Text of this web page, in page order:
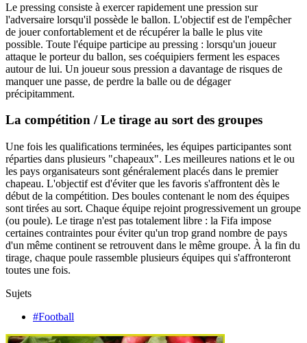
Le pressing consiste à exercer rapidement une pression sur
l'adversaire lorsqu'il possède le ballon. L'objectif est de l'empêcher
de jouer confortablement et de récupérer la balle le plus vite
possible. Toute l'équipe participe au pressing : lorsqu'un joueur
attaque le porteur du ballon, ses coéquipiers ferment les espaces
autour de lui. Un joueur sous pression a davantage de risques de
manquer une passe, de perdre la balle ou de dégager
précipitamment.
La compétition / Le tirage au sort des groupes
Une fois les qualifications terminées, les équipes participantes sont
réparties dans plusieurs "chapeaux". Les meilleures nations et le ou
les pays organisateurs sont généralement placés dans le premier
chapeau. L'objectif est d'éviter que les favoris s'affrontent dès le
début de la compétition. Des boules contenant le nom des équipes
sont tirées au sort. Chaque équipe rejoint progressivement un groupe
(ou poule). Le tirage n'est pas totalement libre : la Fifa impose
certaines contraintes pour éviter qu'un trop grand nombre de pays
d'un même continent se retrouvent dans le même groupe. À la fin du
tirage, chaque poule rassemble plusieurs équipes qui s'affronteront
toutes une fois.
Sujets
#Football